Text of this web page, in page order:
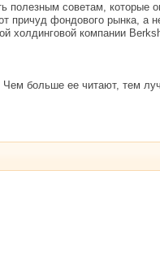
советам, которые
причуд фондового рынка, а
холдинговой компании
больше ее читают, тем